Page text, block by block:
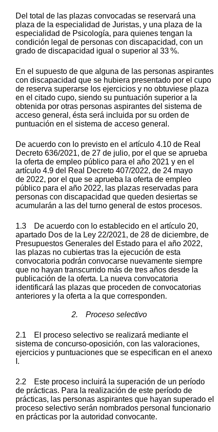
Del total de las plazas convocadas se reservará una
plaza de la especialidad de Juristas, y una plaza de la
especialidad de Psicología, para quienes tengan la
condición legal de personas con discapacidad, con un
grado de discapacidad igual o superior al 33 %.
En el supuesto de que alguna de las personas aspirantes
con discapacidad que se hubiera presentado por el cupo
de reserva superarse los ejercicios y no obtuviese plaza
en el citado cupo, siendo su puntuación superior a la
obtenida por otras personas aspirantes del sistema de
acceso general, ésta será incluida por su orden de
puntuación en el sistema de acceso general.
De acuerdo con lo previsto en el artículo 4.10 de Real
Decreto 636/2021, de 27 de julio, por el que se aprueba
la oferta de empleo público para el año 2021 y en el
artículo 4.9 del Real Decreto 407/2022, de 24 mayo
de 2022, por el que se aprueba la oferta de empleo
público para el año 2022, las plazas reservadas para
personas con discapacidad que queden desiertas se
acumularán a las del turno general de estos procesos.
1.3 De acuerdo con lo establecido en el artículo 20,
apartado Dos de la Ley 22/2021, de 28 de diciembre, de
Presupuestos Generales del Estado para el año 2022,
las plazas no cubiertas tras la ejecución de esta
convocatoria podrán convocarse nuevamente siempre
que no hayan transcurrido más de tres años desde la
publicación de la oferta. La nueva convocatoria
identificará las plazas que proceden de convocatorias
anteriores y la oferta a la que corresponden.
2. Proceso selectivo
2.1 El proceso selectivo se realizará mediante el
sistema de concurso-oposición, con las valoraciones,
ejercicios y puntuaciones que se especifican en el anexo
I.
2.2 Este proceso incluirá la superación de un período
de prácticas. Para la realización de este período de
prácticas, las personas aspirantes que hayan superado el
proceso selectivo serán nombrados personal funcionario
en prácticas por la autoridad convocante.